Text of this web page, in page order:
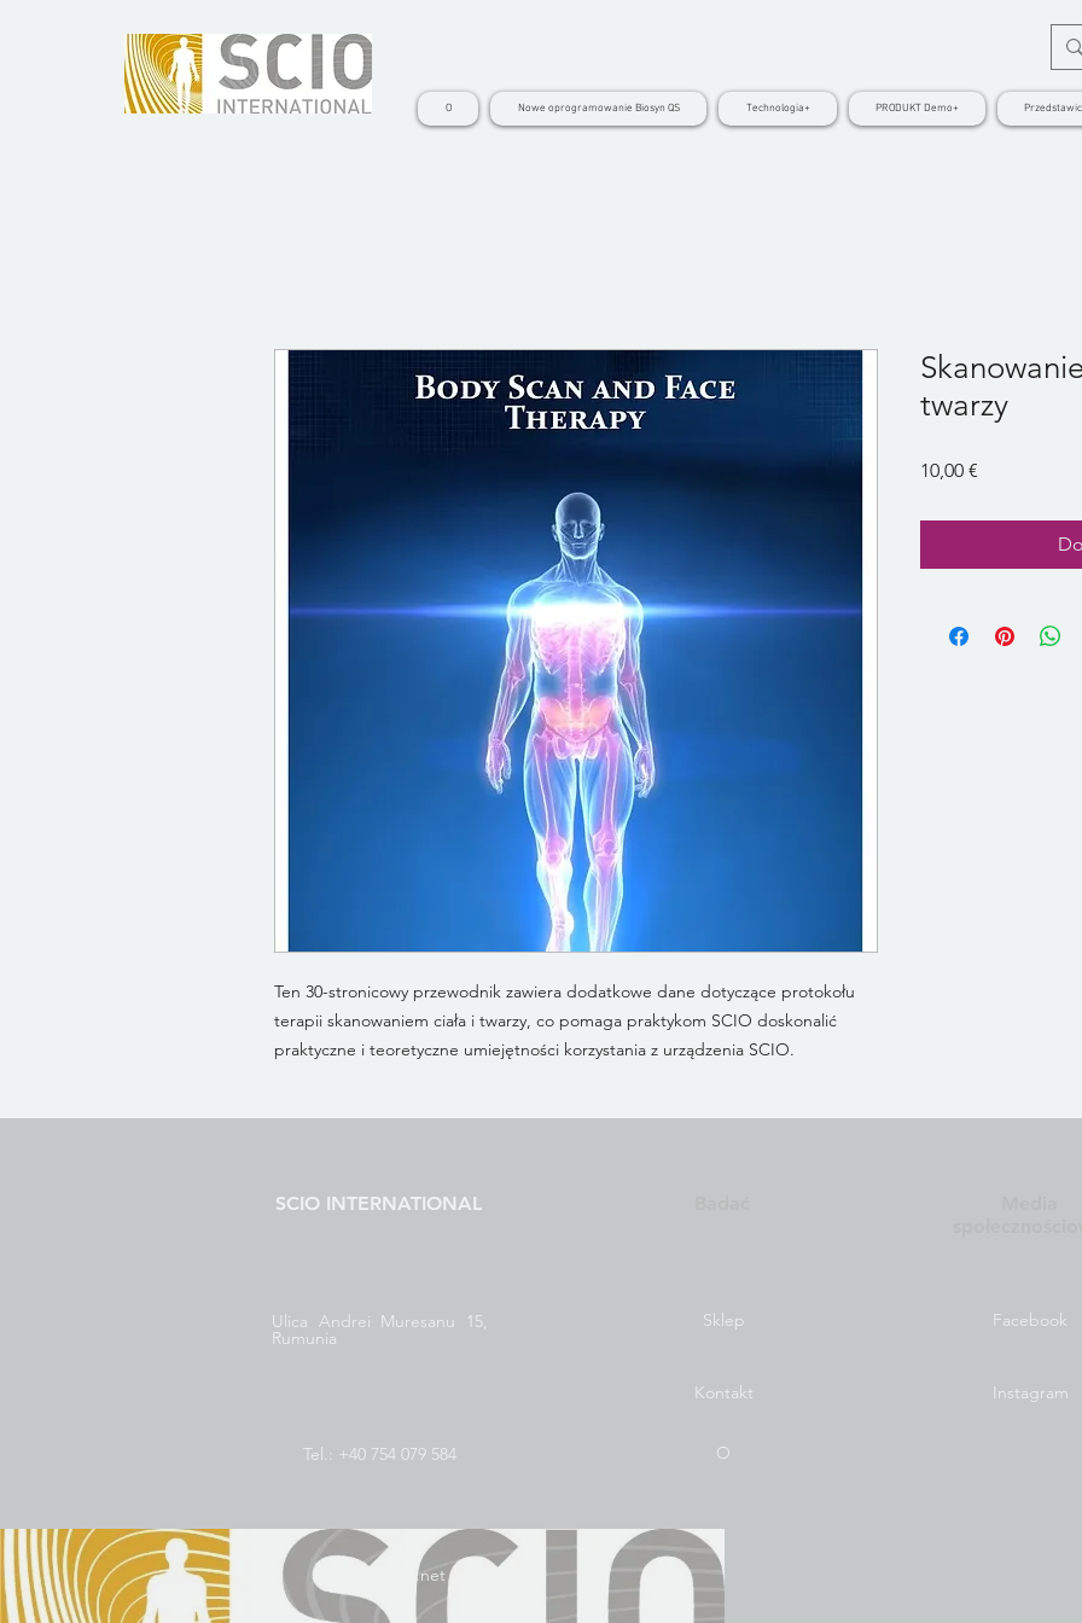
O Nowe oprogramowanie Biosyn QS Technologia+ PRODUKT Demo+
Ten 30-stronicowy przewodnik zawiera dodatkowe dane dotyczące protokołu
terapii skanowaniem ciała i twarzy, co pomaga praktykom SCIO doskonalić
praktyczne i teoretyczne umiejętności korzystania z urządzenia SCIO.
twarzy
10,00 €
SCIO INTERNATIONAL
Ulica Andrei Muresanu 15,
Rumunia
Tel.: +40 754 079 584
Sklep
Kontakt
O
Facebook
Instagram
info@scioqxci.net